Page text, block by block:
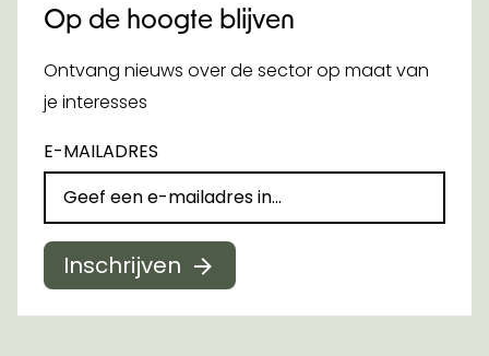
Op de hoogte blijven
Ontvang nieuws over de sector op maat van
je interesses
E-MAILADRES
Inschrijven